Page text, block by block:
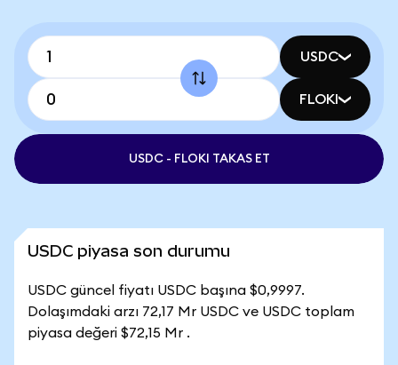
USDC
FLOKI
USDC - FLOKI TAKAS ET
USDC piyasa son durumu
USDC güncel fiyatı USDC başına $0,9997.
Dolaşımdaki arzı 72,17 Mr USDC ve USDC toplam
piyasa değeri $72,15 Mr .